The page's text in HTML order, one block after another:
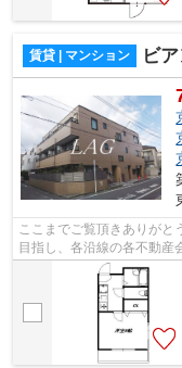
賃貸 | マンション ビ
ここまでご覧頂きありがと
目指し、各沿線の各不動産
様へ提供しております！最